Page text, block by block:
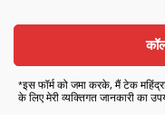
e
o
*इस फॉर्म को जमा करके, मैं टेक
के लिए मेरी व्यक्तिगत जानकारी का